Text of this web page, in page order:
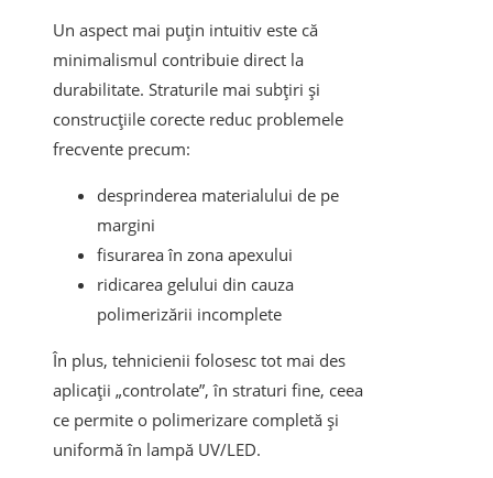
Un aspect mai puțin intuitiv este că
minimalismul contribuie direct la
durabilitate. Straturile mai subțiri și
construcțiile corecte reduc problemele
frecvente precum:
desprinderea materialului de pe
margini
fisurarea în zona apexului
ridicarea gelului din cauza
polimerizării incomplete
În plus, tehnicienii folosesc tot mai des
aplicații „controlate”, în straturi fine, ceea
ce permite o polimerizare completă și
uniformă în lampă UV/LED.